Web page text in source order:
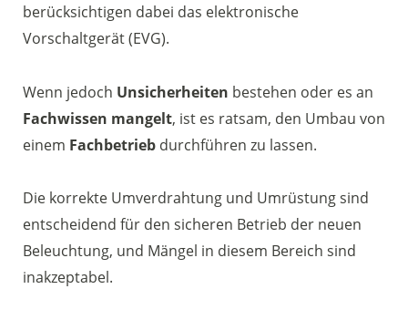
berücksichtigen dabei das elektronische
Vorschaltgerät (EVG).
Wenn jedoch Unsicherheiten bestehen oder es an
Fachwissen mangelt, ist es ratsam, den Umbau von
einem Fachbetrieb durchführen zu lassen.
Die korrekte Umverdrahtung und Umrüstung sind
entscheidend für den sicheren Betrieb der neuen
Beleuchtung, und Mängel in diesem Bereich sind
inakzeptabel.